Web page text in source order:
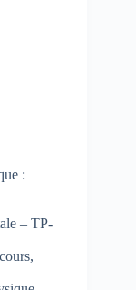
:
– TP-